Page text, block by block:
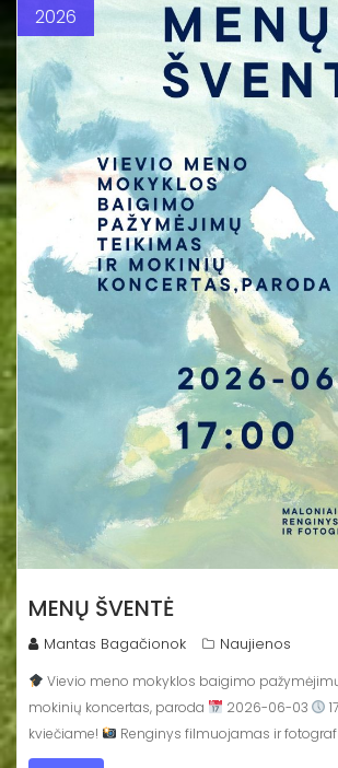
2026
MENŲ ŠVENTĖ
Mantas Bagačionok Naujienos
Vievio meno mokyklos baigimo
mokinių koncertas, paroda
2026-06-03
kviečiame!
Renginys filmuojamas ir